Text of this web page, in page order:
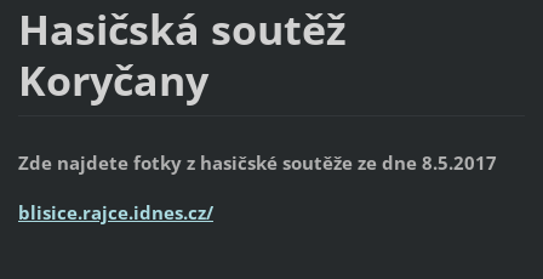
Hasičská soutěž
Koryčany
Zde najdete fotky z hasičské soutěže ze dne 8.5.2017
blisice.rajce.idnes.cz/